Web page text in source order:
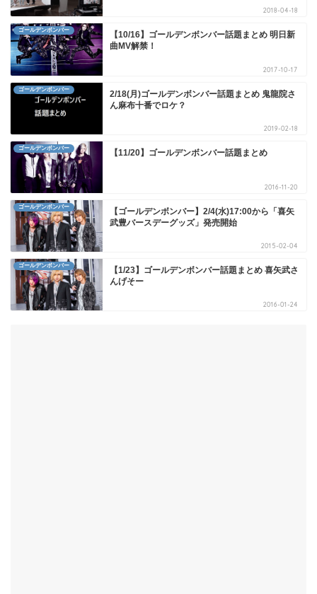
2018-04-18
ゴールデンボンバー
【10/16】ゴールデンボンバー話題まとめ 明日新
曲MV解禁！
2017-10-17
ゴールデンボンバー
2/18(月)ゴールデンボンバー話題まとめ 鬼龍院さ
ん麻布十番でロケ？
2019-02-18
ゴールデンボンバー 【11/20】ゴールデンボンバー話題まとめ
2016-11-20
ゴールデンボンバー
【ゴールデンボンバー】2/4(水)17:00から「喜矢
武豊バースデーグッズ」発売開始
2015-02-04
ゴールデンボンバー
【1/23】ゴールデンボンバー話題まとめ 喜矢武さ
んげそー
2016-01-24